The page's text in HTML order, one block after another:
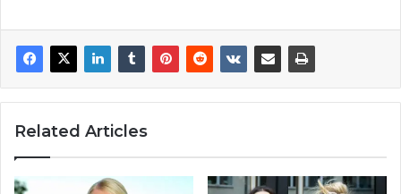
Related Articles